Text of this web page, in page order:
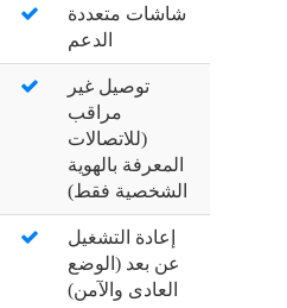
شاشات متعددة
الدعم
توصيل غير
مراقب
(للاتصالات
المعرفة بالهوية
الشخصية فقط)
إعادة التشغيل
عن بعد (الوضع
العادى والآمن)